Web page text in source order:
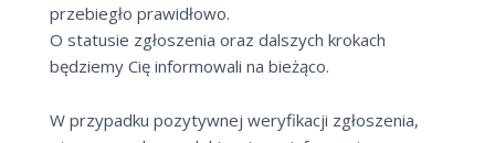
przebiegło prawidłowo.
O statusie zgłoszenia oraz dalszych krokach
będziemy Cię informowali na bieżąco.
W przypadku pozytywnej weryfikacji zgłoszenia,